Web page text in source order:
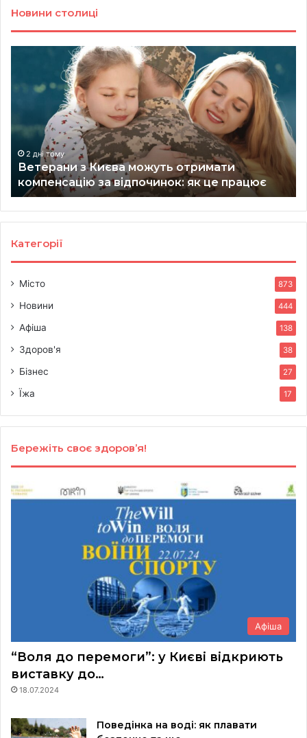
Новини столиці
можуть
компенсацію
відпочинок:
це
працює
2 дні тому
Ветерани з Києва можуть отримати
компенсацію за відпочинок: як це працює
Категорії
Місто 873
Новини 444
Афіша 138
Здоров'я 38
Бізнес 27
Їжа 17
Бережіть своє здоров’я!
Афіша
“Воля до перемоги”: у Києві відкриють
виставку до…
18.07.2024
Поведінка на воді: як плавати